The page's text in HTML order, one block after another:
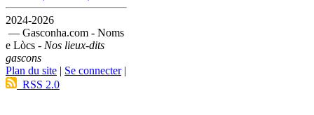
2024-2026
— Gasconha.com - Noms
e Lòcs - Nos lieux-dits
gascons
Plan du site | Se connecter|
RSS 2.0